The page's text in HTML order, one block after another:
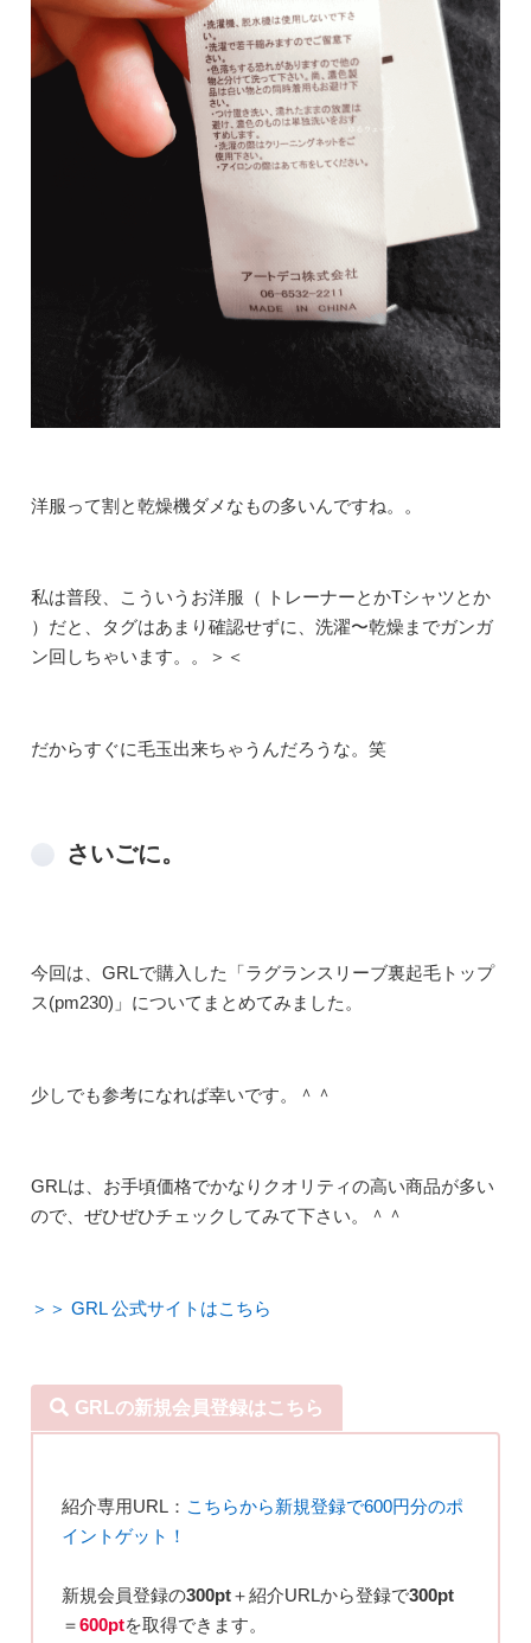
洋服って割と乾燥機ダメなもの多いんですね。。
私は普段、こういうお洋服（ トレーナーとかTシャツとか
）だと、タグはあまり確認せずに、洗濯〜乾燥までガンガ
ン回しちゃいます。。＞＜
だからすぐに毛玉出来ちゃうんだろうな。笑
さいごに。
今回は、GRLで購入した「ラグランスリーブ裏起毛トップ
ス(pm230)」についてまとめてみました。
少しでも参考になれば幸いです。＾＾
GRLは、お手頃価格でかなりクオリティの高い商品が多い
ので、ぜひぜひチェックしてみて下さい。＾＾
＞＞ GRL 公式サイトはこちら
GRLの新規会員登録はこちら
紹介専用URL： こちらから新規登録で600円分のポ
イントゲット！
新規会員登録の300pt＋紹介URLから登録で300pt
＝600ptを取得できます。